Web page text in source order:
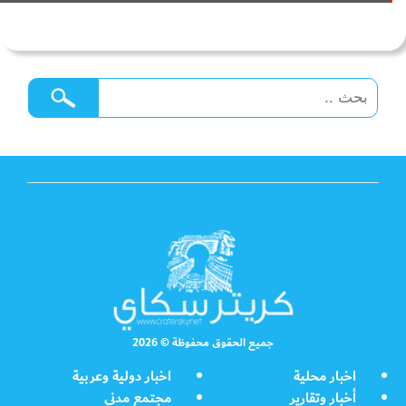
جميع الحقوق محفوظة © 2026
اخبار محلية
اخبار دولية وعربية
أخبار وتقارير
مجتمع مدني